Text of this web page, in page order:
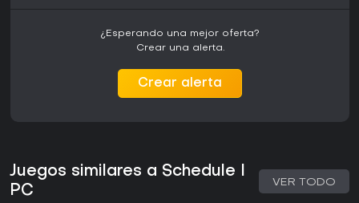
¿Esperando una mejor oferta?
Crear una alerta.
Crear alerta
Juegos similares a Schedule I
PC
VER TODO